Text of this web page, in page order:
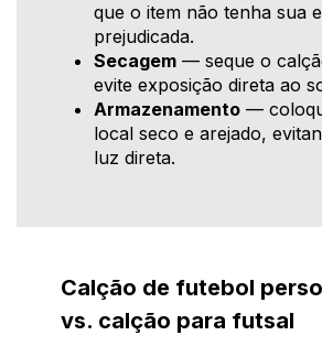
que o item não tenha sua
prejudicada.
Secagem — seque o
evite exposição direta ao
Armazenamento —
local seco e arejado,
luz direta.
Calção de futebol
vs. calção para futsal